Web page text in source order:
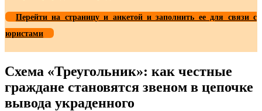
Перейти на страницу и анкетой и заполнить ее для связи с
юристами
Схема «Треугольник»: как честные
граждане становятся звеном в цепочке
вывода украденного